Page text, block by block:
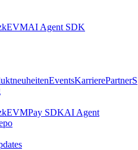
AI Agent SDK
EventsKarrierePartnerS
Pay SDKAI Agent